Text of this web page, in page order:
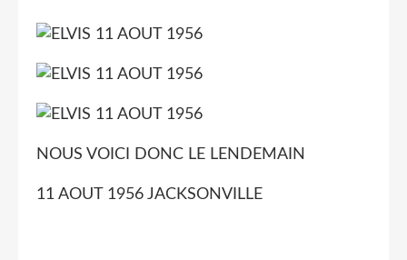
NOUS VOICI DONC LE LENDEMAIN
11 AOUT 1956 JACKSONVILLE